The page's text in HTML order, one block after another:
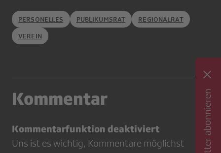
PERSONELLES PUBLIKUMSRAT REGIONALRAT
VEREIN
Kommentar
Kommentarfunktion deaktiviert
Uns ist es wichtig, Kommentare möglichst